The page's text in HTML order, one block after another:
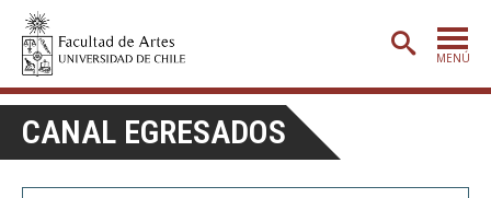
MENÚ
PORTADA
ADMISIÓN
CANAL EGRESADOS